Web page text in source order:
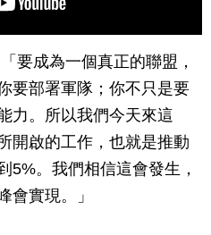
要成為一個真正的聯盟，
要部署軍隊；你不只是要
力。所以我們今天來這
開啟的工作，也就是推動
5%。我們相信這會發生，
會實現。」